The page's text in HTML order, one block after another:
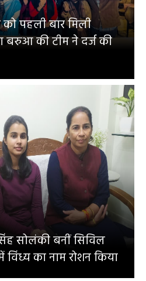
पहली बार मिली
बरुआ की टीम ने दर्ज की
सोलंकी बनीं सिविल
का नाम रोशन किया